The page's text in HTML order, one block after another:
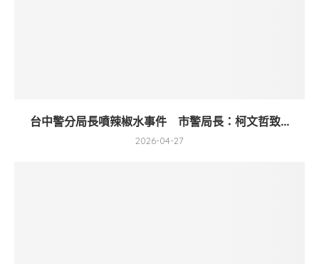
台中警分局長噴辣椒水事件 市警局長：柯文哲致...
2026-04-27